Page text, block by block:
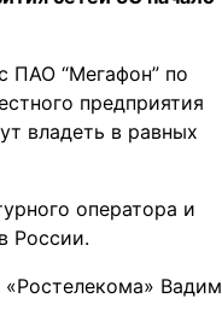
ПАО “Мегафон” по
предприятия
владеть в равных
оператора и
России.
«Ростелекома» Вадим